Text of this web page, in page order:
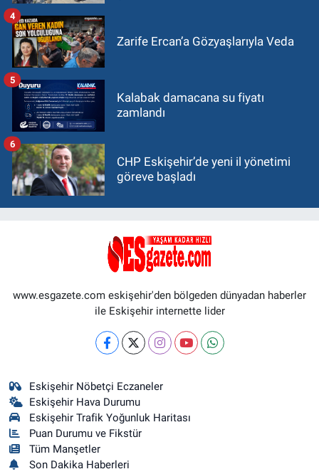
Zarife Ercan’a Gözyaşlarıyla Veda
4
Kalabak damacana su fiyatı
zamlandı
5
CHP Eskişehir’de yeni il yönetimi
göreve başladı
6
www.esgazete.com eskişehir'den bölgeden dünyadan haberler
ile Eskişehir internette lider
Eskişehir Nöbetçi Eczaneler
Eskişehir Hava Durumu
Eskişehir Trafik Yoğunluk Haritası
Puan Durumu ve Fikstür
Tüm Manşetler
Son Dakika Haberleri